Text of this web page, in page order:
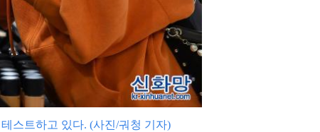
스트하고 있다. (사진/궈청 기자)